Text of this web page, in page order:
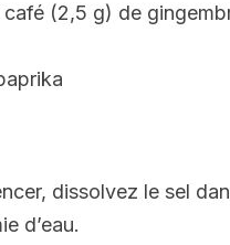
café (2,5 g) de
dissolvez le sel
d’eau.